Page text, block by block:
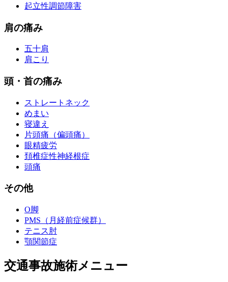
起立性調節障害
肩の痛み
五十肩
肩こり
頭・首の痛み
ストレートネック
めまい
寝違え
片頭痛（偏頭痛）
眼精疲労
頚椎症性神経根症
頭痛
その他
O脚
PMS（月経前症候群）
テニス肘
顎関節症
交通事故施術メニュー